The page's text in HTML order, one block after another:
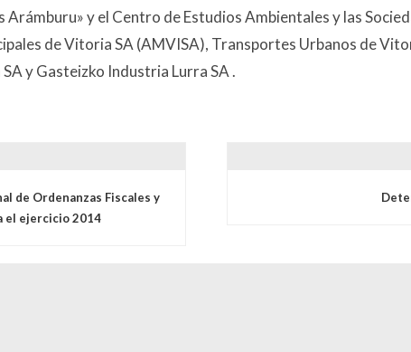
Arámburu» y el Centro de Estudios Ambientales y las
de Vitoria SA (AMVISA), Transportes Urbanos de
y Gasteizko Industria Lurra SA .
de Ordenanzas Fiscales y
el ejercicio 2014